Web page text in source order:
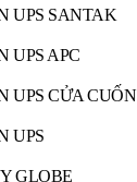
UPS SANTAK
UPS APC
UPS CỬA CUỐN
UPS
GLOBE